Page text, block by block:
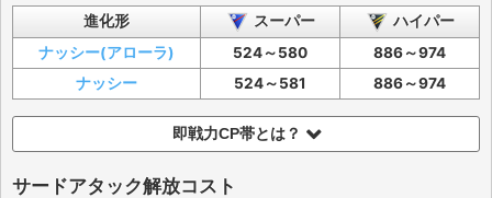
進化形 スーパー
ハイパー
ナッシー(アローラ)
524～580
886～974
ナッシー
524～581 886～974
即戦力CP帯とは？
サードアタック解放コスト